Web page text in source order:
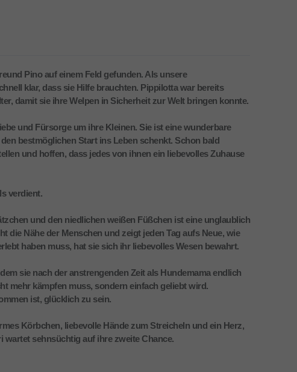
Pino auf einem Feld gefunden. Als unsere
klar, dass sie Hilfe brauchten. Pippilotta war bereits
damit sie ihre Welpen in Sicherheit zur Welt bringen konnte.
und Fürsorge um ihre Kleinen. Sie ist eine wunderbare
bestmöglichen Start ins Leben schenkt. Schon bald
und hoffen, dass jedes von ihnen ein liebevolles Zuhause
verdient.
und den niedlichen weißen Füßchen ist eine unglaublich
die Nähe der Menschen und zeigt jeden Tag aufs Neue, wie
haben muss, hat sie sich ihr liebevolles Wesen bewahrt.
sie nach der anstrengenden Zeit als Hundemama endlich
mehr kämpfen muss, sondern einfach geliebt wird.
ist, glücklich zu sein.
Körbchen, liebevolle Hände zum Streicheln und ein Herz,
sehnsüchtig auf ihre zweite Chance.